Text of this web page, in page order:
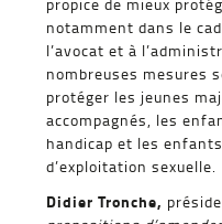
notamment dans le
l’avocat et à
nombreuses mesures
protéger les jeunes
accompagnés, les
handicap et les
d’exploitation sexuelle.
Didier Tronche,